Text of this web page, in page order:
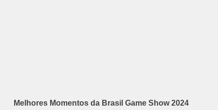
Melhores Momentos da Brasil Game Show 2024